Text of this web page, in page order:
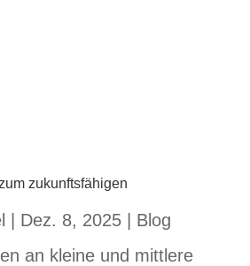
zukunftsfähigen
Dez. 8, 2025
Blog
an kleine und mittlere